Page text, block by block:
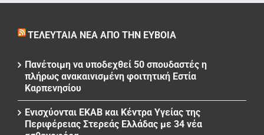
ΤΕΛΕΥΤΑΊΑ ΝΈΑ ΑΠΌ ΤΗΝ ΕΎΒΟΙΑ
Πανέτοιμη να υποδεχθεί 50 σπουδαστές η
πλήρως ανακαινισμένη φοιτητική Εστία
Καρπενησίου
Ενισχύονται ΕΚΑΒ και Κέντρα Υγείας της
Περιφέρειας Στερεάς Ελλάδας με 34 νέα